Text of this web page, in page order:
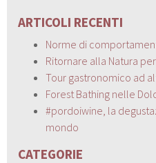
ARTICOLI RECENTI
Norme di
Ritornare alla Natura
Tour gastronomico ad
Forest Bathing nelle
#pordoiwine, la
mondo
CATEGORIE